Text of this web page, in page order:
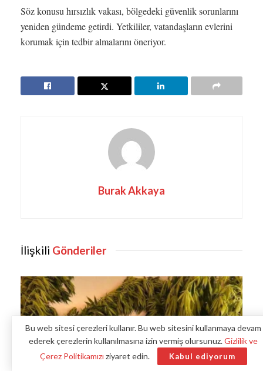
Söz konusu hırsızlık vakası, bölgedeki güvenlik sorunlarını
yeniden gündeme getirdi. Yetkililer, vatandaşların evlerini
korumak için tedbir almalarını öneriyor.
Burak Akkaya
İlişkili Gönderiler
Bu web sitesi çerezleri kullanır. Bu web sitesini kullanmaya devam
ederek çerezlerin kullanılmasına izin vermiş olursunuz.Gizlilik ve
Çerez Politikamızı ziyaret edin. Kabul ediyorum